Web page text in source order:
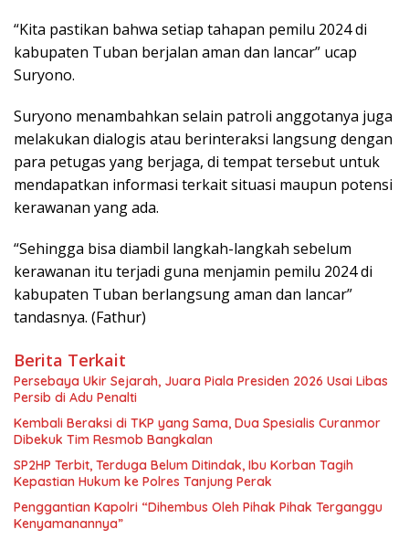
“Kita pastikan bahwa setiap tahapan pemilu 2024 di
kabupaten Tuban berjalan aman dan lancar” ucap
Suryono.
Suryono menambahkan selain patroli anggotanya juga
melakukan dialogis atau berinteraksi langsung dengan
para petugas yang berjaga, di tempat tersebut untuk
mendapatkan informasi terkait situasi maupun potensi
kerawanan yang ada.
“Sehingga bisa diambil langkah-langkah sebelum
kerawanan itu terjadi guna menjamin pemilu 2024 di
kabupaten Tuban berlangsung aman dan lancar”
tandasnya. (Fathur)
Berita Terkait
Persebaya Ukir Sejarah, Juara Piala Presiden 2026 Usai Libas
Persib di Adu Penalti
Kembali Beraksi di TKP yang Sama, Dua Spesialis Curanmor
Dibekuk Tim Resmob Bangkalan
SP2HP Terbit, Terduga Belum Ditindak, Ibu Korban Tagih
Kepastian Hukum ke Polres Tanjung Perak
Penggantian Kapolri “Dihembus Oleh Pihak Pihak Terganggu
Kenyamanannya”